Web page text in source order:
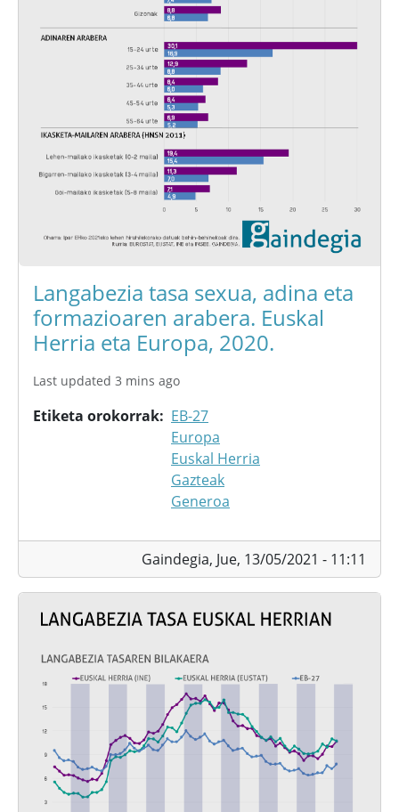
Langabezia tasa sexua, adina eta
formazioaren arabera. Euskal
Herria eta Europa, 2020.
Last updated 3 mins ago
Etiketa orokorrak
EB-27
Europa
Euskal Herria
Gazteak
Generoa
Gaindegia, Jue, 13/05/2021 - 11:11